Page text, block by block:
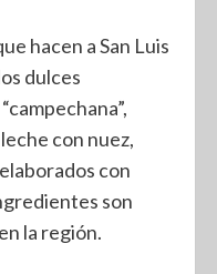
hacen a San Luis
dulces
con nuez,
con
son
la región.